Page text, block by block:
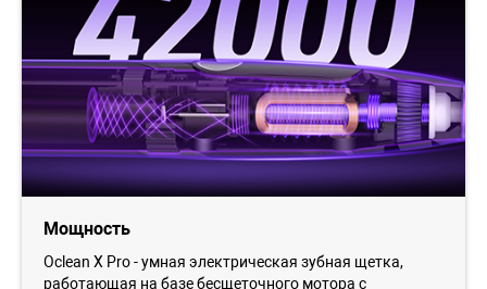
Мощность
Oclean X Pro - умная электрическая зубная щетка,
работающая на базе бесщеточного мотора с